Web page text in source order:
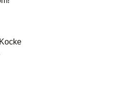
Kocke